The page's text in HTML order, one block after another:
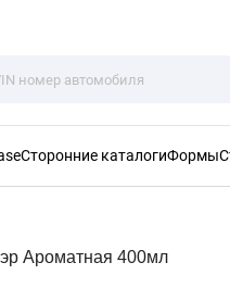
Сторонние каталогиФормы
Ароматная 400мл